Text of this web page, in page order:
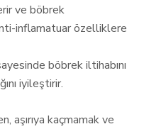
ve böbrek
inflamatuar özelliklere
böbrek iltihabını
iyileştirir.
aşırıya kaçmamak ve